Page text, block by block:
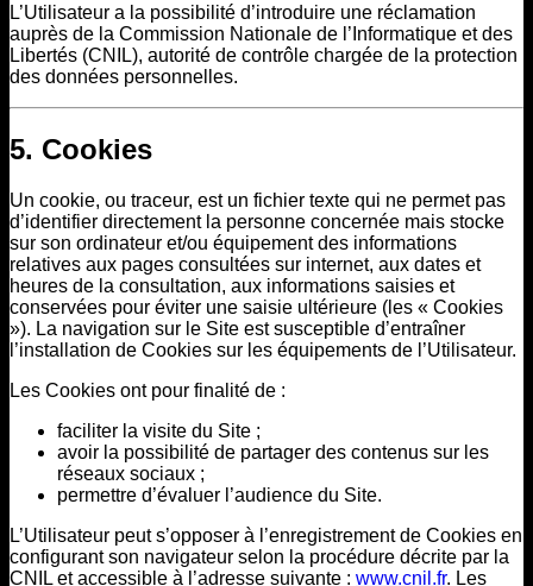
L’Utilisateur a la possibilité d’introduire une réclamation
auprès de la Commission Nationale de l’Informatique et des
Libertés (CNIL), autorité de contrôle chargée de la protection
des données personnelles.
5. Cookies
Un cookie, ou traceur, est un fichier texte qui ne permet pas
d’identifier directement la personne concernée mais stocke
sur son ordinateur et/ou équipement des informations
relatives aux pages consultées sur internet, aux dates et
heures de la consultation, aux informations saisies et
conservées pour éviter une saisie ultérieure (les « Cookies
»). La navigation sur le Site est susceptible d’entraîner
l’installation de Cookies sur les équipements de l’Utilisateur.
Les Cookies ont pour finalité de :
faciliter la visite du Site ;
avoir la possibilité de partager des contenus sur les
réseaux sociaux ;
permettre d’évaluer l’audience du Site.
L’Utilisateur peut s’opposer à l’enregistrement de Cookies en
configurant son navigateur selon la procédure décrite par la
CNIL et accessible à l’adresse suivante : www.cnil.fr. Les